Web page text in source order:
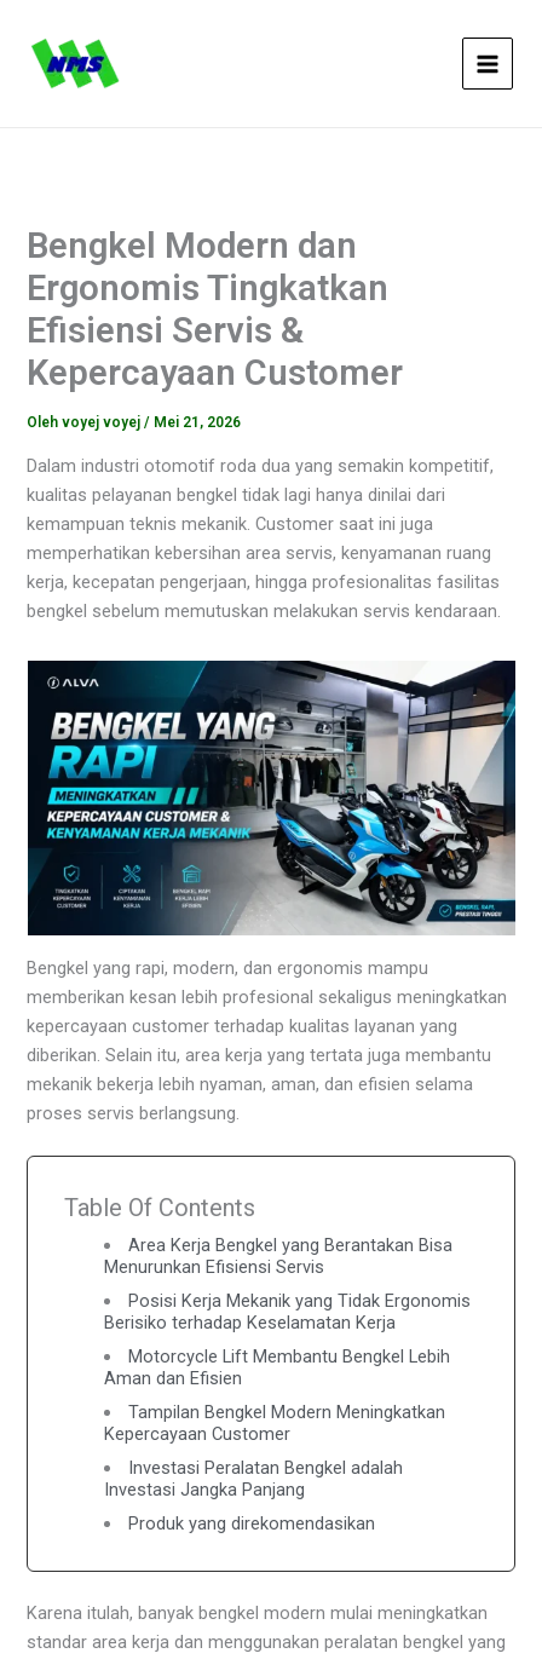
konten
Bengkel Modern dan
Ergonomis Tingkatkan
Efisiensi Servis &
Kepercayaan Customer
Olehvoyej voyej/ Mei 21, 2026
Dalam industri otomotif roda dua yang semakin kompetitif,
kualitas pelayanan bengkel tidak lagi hanya dinilai dari
kemampuan teknis mekanik. Customer saat ini juga
memperhatikan kebersihan area servis, kenyamanan ruang
kerja, kecepatan pengerjaan, hingga profesionalitas fasilitas
bengkel sebelum memutuskan melakukan servis kendaraan.
Bengkel yang rapi, modern, dan ergonomis mampu
memberikan kesan lebih profesional sekaligus meningkatkan
kepercayaan customer terhadap kualitas layanan yang
diberikan. Selain itu, area kerja yang tertata juga membantu
mekanik bekerja lebih nyaman, aman, dan efisien selama
proses servis berlangsung.
Table Of Contents
Area Kerja Bengkel yang Berantakan Bisa
Menurunkan Efisiensi Servis
Posisi Kerja Mekanik yang Tidak Ergonomis
Berisiko terhadap Keselamatan Kerja
Motorcycle Lift Membantu Bengkel Lebih
Aman dan Efisien
Tampilan Bengkel Modern Meningkatkan
Kepercayaan Customer
Investasi Peralatan Bengkel adalah
Investasi Jangka Panjang
Produk yang direkomendasikan
Karena itulah, banyak bengkel modern mulai meningkatkan
standar area kerja dan menggunakan peralatan bengkel yang